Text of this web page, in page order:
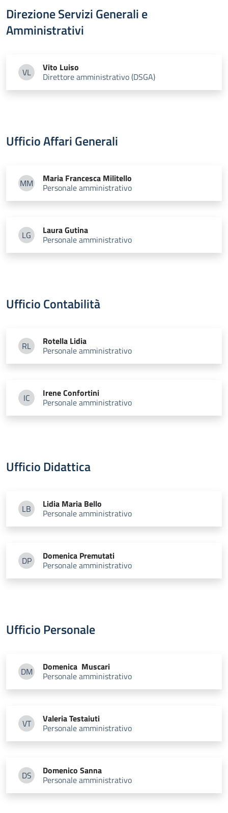
Direzione Servizi Generali e
Amministrativi
VLVito Luiso
Vito Luiso
Direttore amministrativo (DSGA)
Ufficio Affari Generali
MMMaria Francesca Militello
Maria Francesca Militello
Personale amministrativo
LGLaura Gutina
LauraGutina
Personale amministrativo
Ufficio Contabilità
RLRotella Lidia
Rotella Lidia
Personale amministrativo
ICIrene Confortini
IreneConfortini
Personale amministrativo
Ufficio Didattica
LBLidia Maria Bello
Lidia Maria Bello
Personale amministrativo
DP
Domenica Premutati
Domenica Premutati
Personale amministrativo
Ufficio Personale
DMDomenica Muscari
Domenica Muscari
Personale amministrativo
VTValeria Testaiuti
ValeriaTestaiuti
Personale amministrativo
DSDomenico Sanna
Domenico Sanna
Personale amministrativo